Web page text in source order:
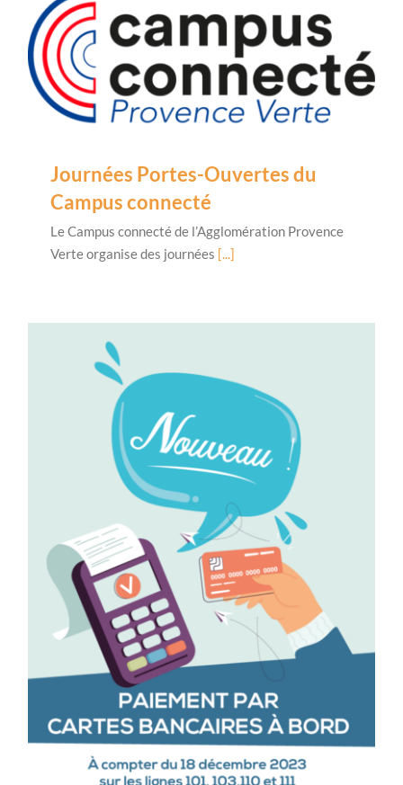
Journées Portes-Ouvertes du
Campus connecté
Le Campus connecté de l’Agglomération Provence
Verte organise des journées [...]